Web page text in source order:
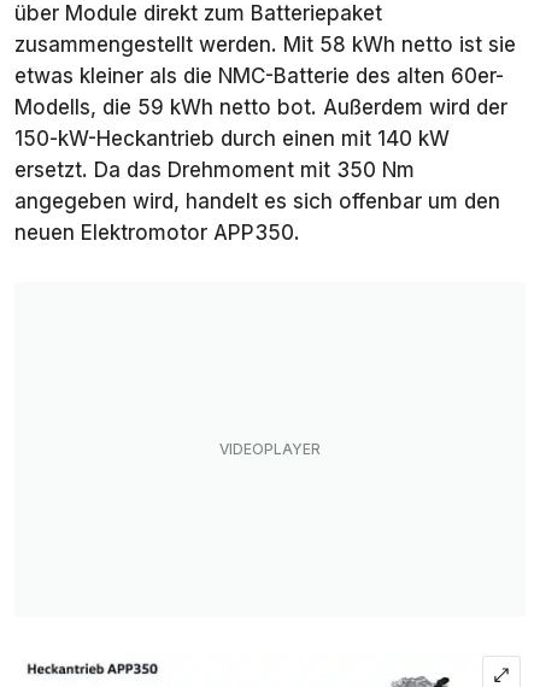
über Module direkt zum Batteriepaket
zusammengestellt werden. Mit 58 kWh netto ist sie
etwas kleiner als die NMC-Batterie des alten 60er-
Modells, die 59 kWh netto bot. Außerdem wird der
150-kW-Heckantrieb durch einen mit 140 kW
ersetzt. Da das Drehmoment mit 350 Nm
angegeben wird, handelt es sich offenbar um den
neuen Elektromotor APP350.